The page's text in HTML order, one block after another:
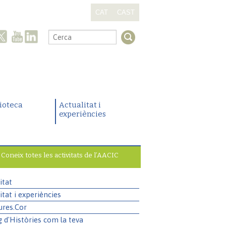
CAT CAST
.
Actualitat i
experiències
Coneix totes les activitats de l’AACIC
i experiències
d'Històries com la teva